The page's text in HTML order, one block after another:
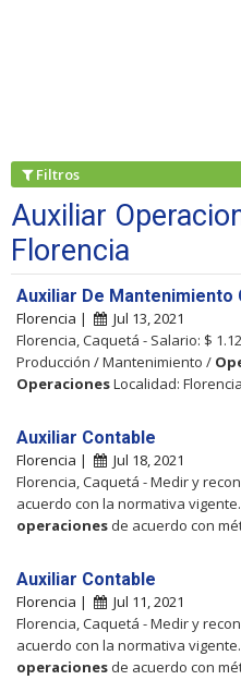
Filtros
Auxiliar
Florencia
Auxiliar De
Florencia |
Jul 13, 2021
Florencia, Caquetá - Salario: $
Producción / Mantenimiento /
OperacionesLocalidad:
Auxiliar Contable
Florencia |
Jul 18, 2021
Florencia, Caquetá - Medir y
acuerdo con la normativa
operaciones de acuerdo con
Auxiliar Contable
Florencia |
Jul 11, 2021
Florencia, Caquetá - Medir y
acuerdo con la normativa
operaciones de acuerdo con